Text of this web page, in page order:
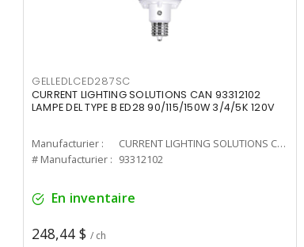
GELLEDLCED287SC
CURRENT LIGHTING SOLUTIONS CAN 93312102
LAMPE DEL TYPE B ED28 90/115/150W 3/4/5K 120V
Manufacturier :
CURRENT LIGHTING SOLUTIONS CAN
# Manufacturier : 93312102
En inventaire
248,44 $ / ch